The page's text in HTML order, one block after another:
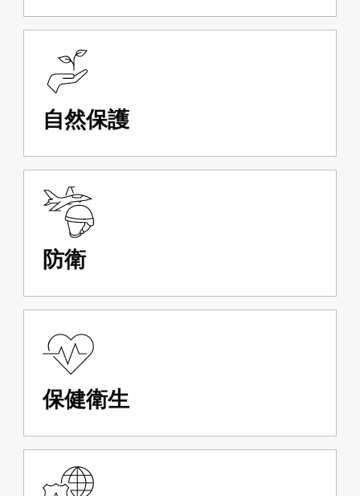
自然保護
防衛
保健衛生